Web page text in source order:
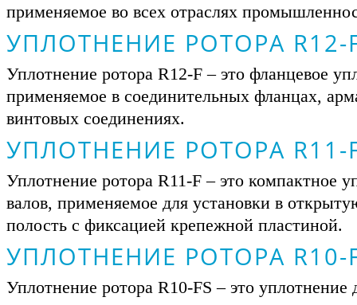
применяемое во всех отраслях
УПЛОТНЕНИЕ РОТОРА R12-
Уплотнение ротора R12-F – это фланцевое
применяемое в соединительных фланцах,
винтовых соединениях.
УПЛОТНЕНИЕ РОТОРА R11-
Уплотнение ротора R11-F – это компактное
валов, применяемое для установки в
полость с фиксацией крепежной пластиной.
УПЛОТНЕНИЕ РОТОРА R10-
Уплотнение ротора R10-FS – это уплотнение